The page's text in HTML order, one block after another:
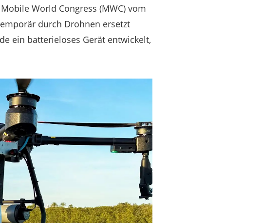
World Congress (MWC) vom
durch Drohnen ersetzt
ein batterieloses Gerät entwickelt,